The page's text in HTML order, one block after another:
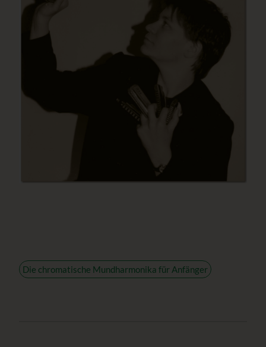
Die chromatische Mundharmonika für Anfänger